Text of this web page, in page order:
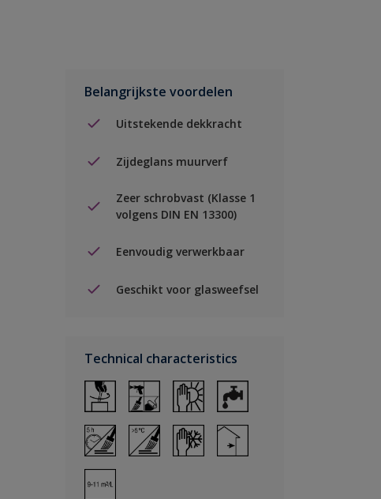
Belangrijkste voordelen
Uitstekende dekkracht
Zijdeglans muurverf
Zeer schrobvast (Klasse 1
volgens DIN EN 13300)
Eenvoudig verwerkbaar
Geschikt voor glasweefsel
Technical characteristics